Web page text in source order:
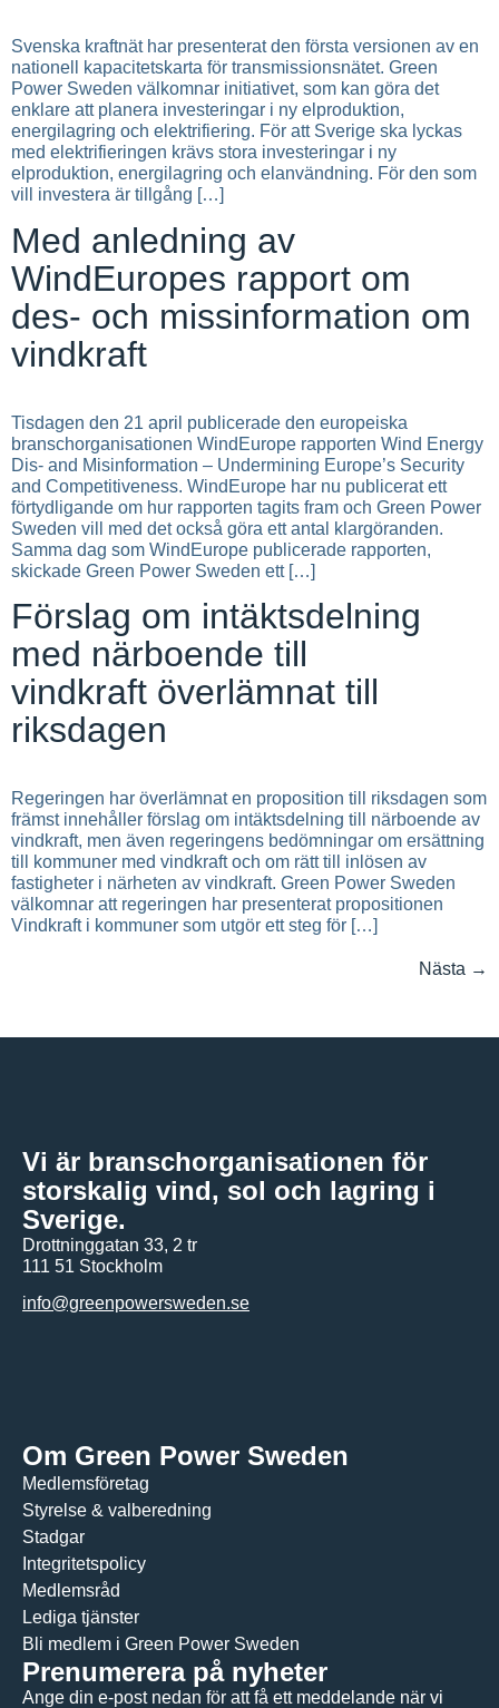
Svenska kraftnät har presenterat den första versionen av en
nationell kapacitetskarta för transmissionsnätet. Green
Power Sweden välkomnar initiativet, som kan göra det
enklare att planera investeringar i ny elproduktion,
energilagring och elektrifiering. För att Sverige ska lyckas
med elektrifieringen krävs stora investeringar i ny
elproduktion, energilagring och elanvändning. För den som
vill investera är tillgång […]
Med anledning av
WindEuropes rapport om
des- och missinformation om
vindkraft
Tisdagen den 21 april publicerade den europeiska
branschorganisationen WindEurope rapporten Wind Energy
Dis- and Misinformation – Undermining Europe’s Security
and Competitiveness. WindEurope har nu publicerat ett
förtydligande om hur rapporten tagits fram och Green Power
Sweden vill med det också göra ett antal klargöranden.
Samma dag som WindEurope publicerade rapporten,
skickade Green Power Sweden ett […]
Förslag om intäktsdelning
med närboende till
vindkraft överlämnat till
riksdagen
Regeringen har överlämnat en proposition till riksdagen som
främst innehåller förslag om intäktsdelning till närboende av
vindkraft, men även regeringens bedömningar om ersättning
till kommuner med vindkraft och om rätt till inlösen av
fastigheter i närheten av vindkraft. Green Power Sweden
välkomnar att regeringen har presenterat propositionen
Vindkraft i kommuner som utgör ett steg för […]
Nästa →
Vi är branschorganisationen för
storskalig vind, sol och lagring i
Sverige.
Drottninggatan 33, 2 tr
111 51 Stockholm
info@greenpowersweden.se
Om Green Power Sweden
Medlemsföretag
Styrelse & valberedning
Stadgar
Integritetspolicy
Medlemsråd
Lediga tjänster
Bli medlem i Green Power Sweden
Prenumerera på nyheter
Ange din e-post nedan för att få ett meddelande när vi